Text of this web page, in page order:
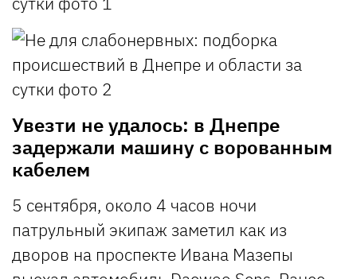
Увезти не удалось: в Днепре
задержали машину с ворованным
кабелем
5 сентября, около 4 часов ночи
патрульный экипаж заметил как из
дворов на проспекте Ивана Мазепы